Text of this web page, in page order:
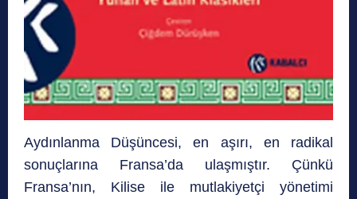
Aydınlanma Düşüncesi, en aşırı, en radikal
sonuçlarına Fransa’da ulaşmıştır. Çünkü
Fransa’nın, Kilise ile mutlakiyetçi yönetimi